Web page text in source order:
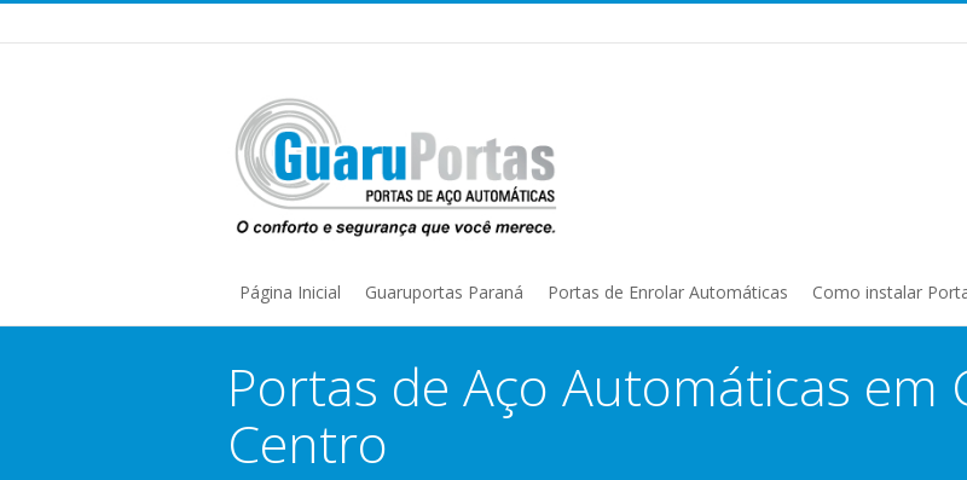
Página Inicial Guaruportas Paraná Portas de Enrolar Automáticas Como instalar
Portas de Aço Automáticas
Centro